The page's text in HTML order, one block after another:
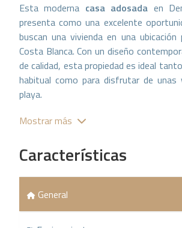
Esta moderna casa adosada en
presenta como una excelente
buscan una vivienda en una ubicación
Costa Blanca. Con un diseño
de calidad, esta propiedad es ideal
habitual como para disfrutar de unas
playa.
Distribución y Tamaño
un cómodo espacio para familias o
de unaterraza de 29 m²
clima mediterráneo, realizar
Mostrar más
Características
General